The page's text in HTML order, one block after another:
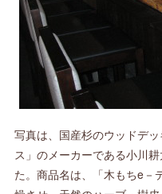
写真は、国産杉のウッドデ
ス」のメーカーである小川
た。商品名は、「木もちe－